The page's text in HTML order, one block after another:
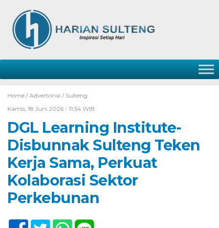
Home / Advertorial / Sulteng
Kamis, 18 Juni 2026 - 11:54 WIB
DGL Learning Institute-
Disbunnak Sulteng Teken
Kerja Sama, Perkuat
Kolaborasi Sektor
Perkebunan